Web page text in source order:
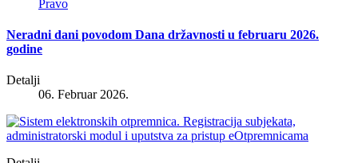
Pravo
Neradni dani povodom Dana državnosti u februaru 2026.
godine
Detalji
06. Februar 2026.